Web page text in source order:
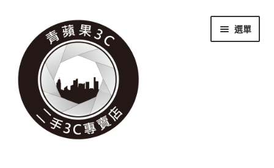
導
覽
列
主
要
內
容
選單